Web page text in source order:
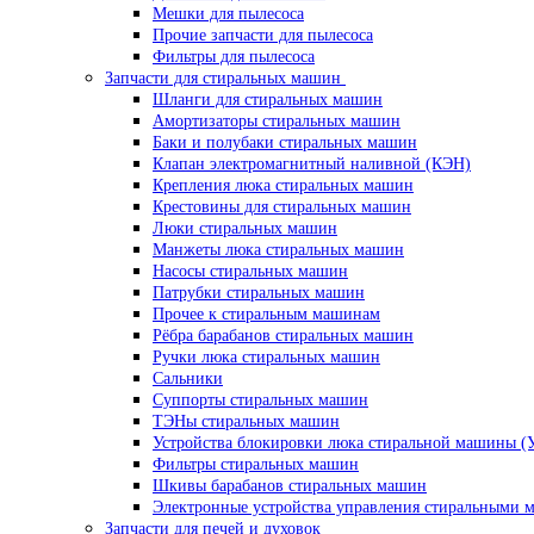
Мешки для пылесоса
Прочие запчасти для пылесоса
Фильтры для пылесоса
Запчасти для стиральных машин
Шланги для стиральных машин
Амортизаторы стиральных машин
Баки и полубаки стиральных машин
Клапан электромагнитный наливной (КЭН)
Крепления люка стиральных машин
Крестовины для стиральных машин
Люки стиральных машин
Манжеты люка стиральных машин
Насосы стиральных машин
Патрубки стиральных машин
Прочее к стиральным машинам
Рёбра барабанов стиральных машин
Ручки люка стиральных машин
Сальники
Суппорты стиральных машин
ТЭНы стиральных машин
Устройства блокировки люка стиральной машины
Фильтры стиральных машин
Шкивы барабанов стиральных машин
Электронные устройства управления стиральными
Запчасти для печей и духовок